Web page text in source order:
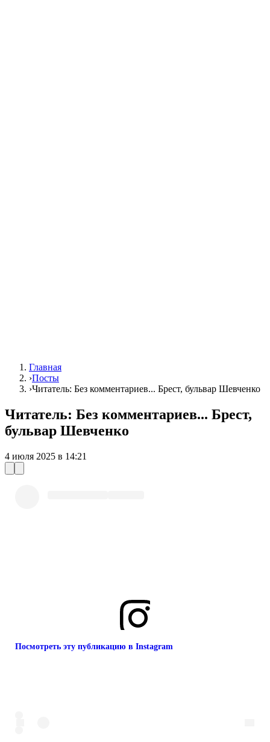
Главная
›Посты
›Читатель: Без комментариев... Брест, бульвар Шевченко
Читатель: Без комментариев... Брест,
бульвар Шевченко
4 июля 2025 в 14:21
Посмотреть эту публикацию в Instagram